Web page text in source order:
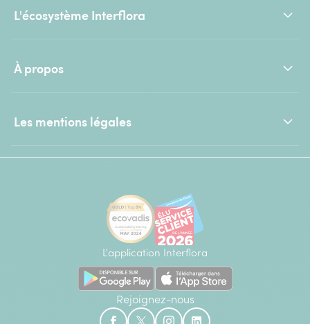
L'écosystème Interflora
À propos
Les mentions légales
L'application Interflora
Rejoignez-nous